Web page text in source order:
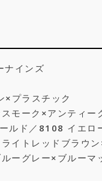
ナインズ
×プラスチック
モーク×アンティー
ルド／8108 イエロ
イトレッドブラウ
ーグレー×ブルーマ